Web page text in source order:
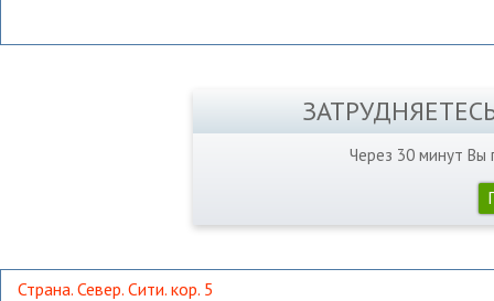
Через 30 минут Вы
Страна. Север. Сити. кор. 5